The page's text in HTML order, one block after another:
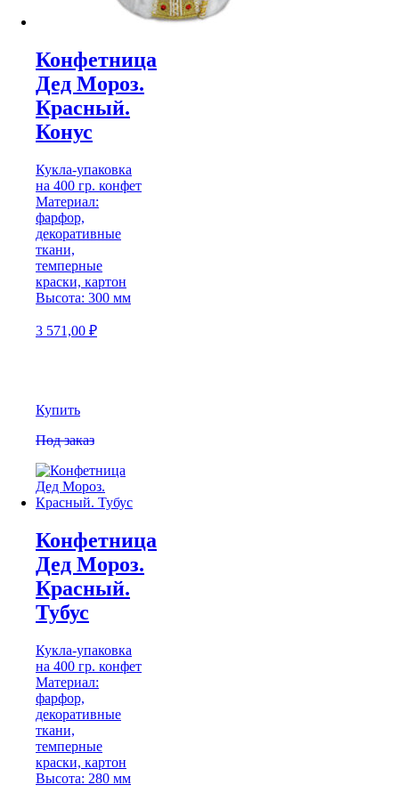
Конфетница
Дед Мороз.
Красный.
Конус
Кукла-упаковка
на 400 гр. конфет
Материал:
фарфор,
декоративные
ткани,
темперные
краски, картон
Высота: 300 мм
3 571,00 ₽
Купить
Под заказ
Конфетница
Дед Мороз.
Красный.
Тубус
Кукла-упаковка
на 400 гр. конфет
Материал:
фарфор,
декоративные
ткани,
темперные
краски, картон
Высота: 280 мм